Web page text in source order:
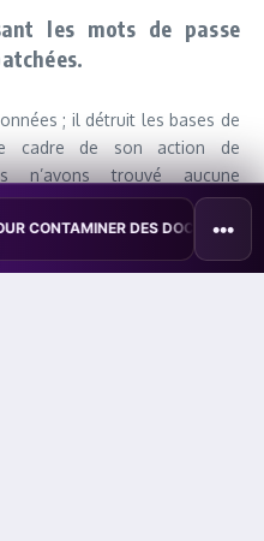
les mots de passe
; il détruit les bases de
cadre de son action de
n’avons trouvé aucune
qui pourrait permettre la
paiement de la rançon. Cela
Xbash est un malware
DOCUMENTS • TAÏWAN
•••